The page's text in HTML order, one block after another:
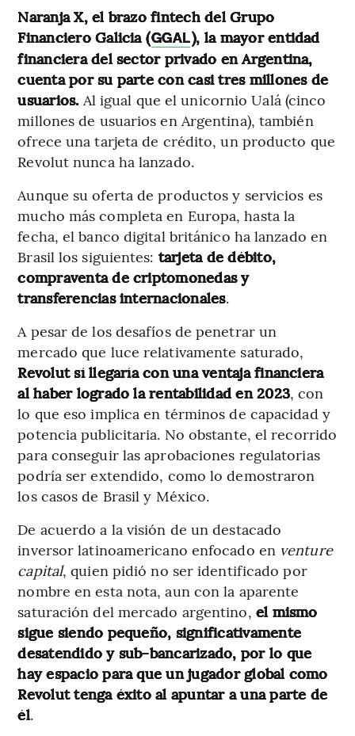
Naranja X, el brazo fintech del Grupo
Financiero Galicia (GGAL), la mayor entidad
financiera del sector privado en Argentina,
cuenta por su parte con casi tres millones de
usuarios. Al igual que el unicornio Ualá (cinco
millones de usuarios en Argentina), también
ofrece una tarjeta de crédito, un producto que
Revolut nunca ha lanzado.
Aunque su oferta de productos y servicios es
mucho más completa en Europa, hasta la
fecha, el banco digital británico ha lanzado en
Brasil los siguientes: tarjeta de débito,
compraventa de criptomonedas y
transferencias internacionales.
A pesar de los desafíos de penetrar un
mercado que luce relativamente saturado,
Revolut sí llegaría con una ventaja financiera
al haber logrado la rentabilidad en 2023, con
lo que eso implica en términos de capacidad y
potencia publicitaria. No obstante, el recorrido
para conseguir las aprobaciones regulatorias
podría ser extendido, como lo demostraron
los casos de Brasil y México.
De acuerdo a la visión de un destacado
inversor latinoamericano enfocado en venture
capital, quien pidió no ser identificado por
nombre en esta nota, aun con la aparente
saturación del mercado argentino, el mismo
sigue siendo pequeño, significativamente
desatendido y sub-bancarizado, por lo que
hay espacio para que un jugador global como
Revolut tenga éxito al apuntar a una parte de
él.